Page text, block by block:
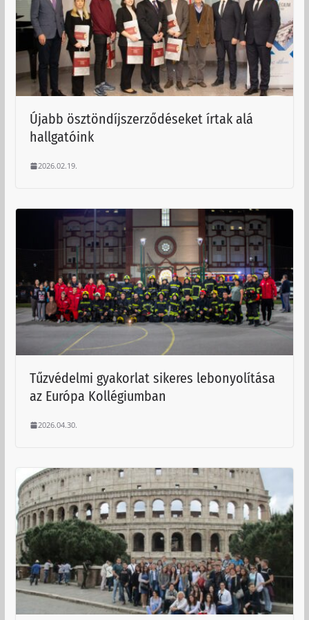
Újabb ösztöndíjszerződéseket írtak alá
hallgatóink
2026.02.19.
Tűzvédelmi gyakorlat sikeres lebonyolítása
az Európa Kollégiumban
2026.04.30.